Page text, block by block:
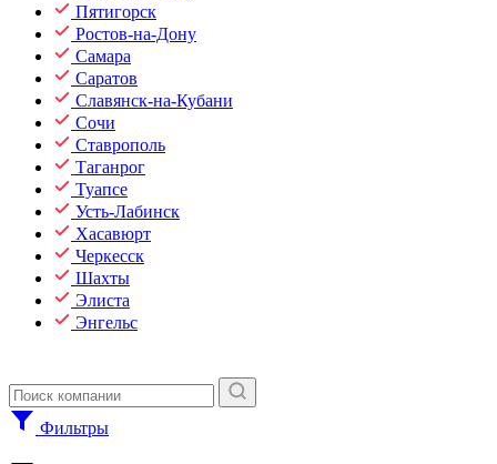
Пятигорск
Ростов-на-Дону
Самара
Саратов
Славянск-на-Кубани
Сочи
Ставрополь
Таганрог
Туапсе
Усть-Лабинск
Хасавюрт
Черкесск
Шахты
Элиста
Энгельс
Фильтры